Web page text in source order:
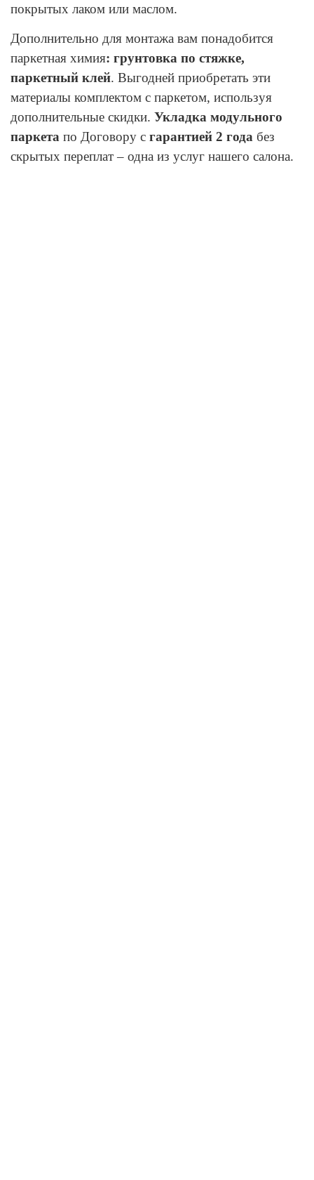
покрытых лаком или маслом.
Дополнительно для монтажа вам понадобится
паркетная химия: грунтовка по стяжке,
паркетный клей. Выгодней приобретать эти
материалы комплектом с паркетом, используя
дополнительные скидки. Укладка модульного
паркета по Договору с гарантией 2 года без
скрытых переплат – одна из услуг нашего салона.